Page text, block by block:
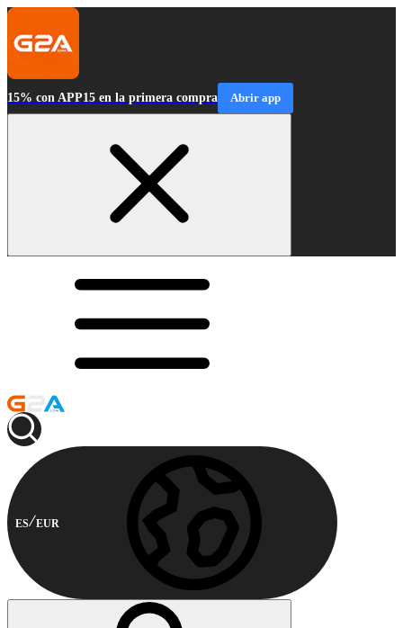
15% con APP15 en la primera compra Abrir app
ES EUR